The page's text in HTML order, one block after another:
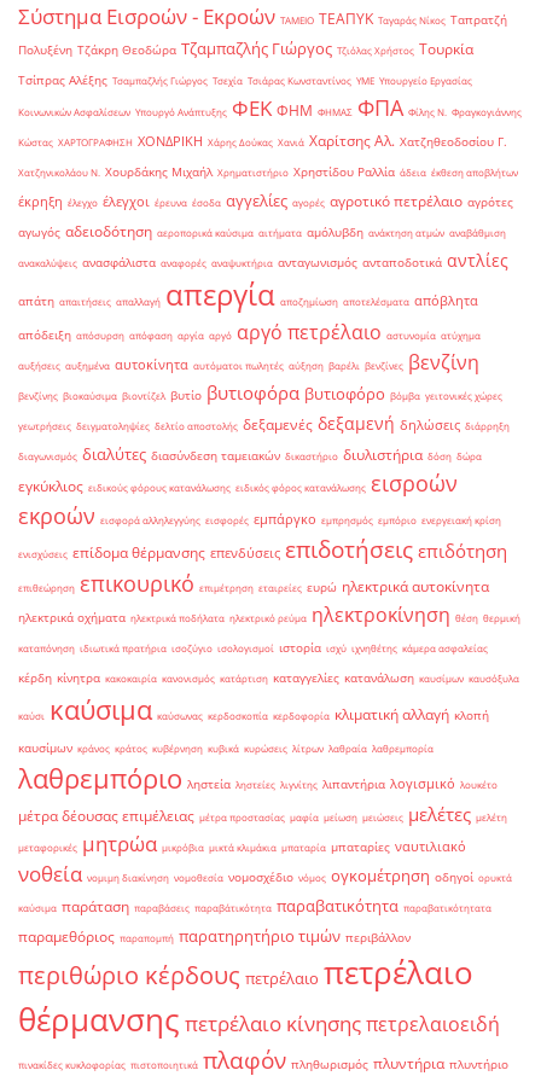
Σύστημα Εισροών - Εκροών ΤΑΜΕΙΟ ΤΕΑΠΥΚ Ταγαράς Νίκος Ταπρατζή
Πολυξένη Τζάκρη Θεοδώρα Τζαμπαζλής Γιώργος Τζιόλας Χρήστος Τουρκία
Τσίπρας Αλέξης Τσαμπαζλής Γιώργος Τσεχία Τσιάρας Κωνσταντίνος ΥΜΕ Υπουργείο Εργασίας
Κοινωνικών Ασφαλίσεων Υπουργό Ανάπτυξης ΦΕΚ ΦΗΜ ΦΗΜΑΣ ΦΠΑ Φίλης Ν. Φραγκογιάννης
Κώστας ΧΑΡΤΟΓΡΑΦΗΣΗ ΧΟΝΔΡΙΚΗ Χάρης Δούκας Χανιά Χαρίτσης Αλ. Χατζηθεοδοσίου Γ.
Χατζηνικολάου Ν. Χουρδάκης Μιχαήλ Χρηματιστήριο Χρηστίδου Ραλλία άδεια έκθεση αποβλήτων
έκρηξη έλεγχο έλεγχοι έρευνα έσοδα αγγελίες αγορές αγροτικό πετρέλαιο αγρότες
αγωγός αδειοδότηση αεροπορικά καύσιμα αιτήματα αμόλυβδη ανάκτηση ατμών αναβάθμιση
ανακαλύψεις ανασφάλιστα αναφορές αναψυκτήρια ανταγωνισμός ανταποδοτικά αντλίες
απάτη απαιτήσεις απαλλαγή απεργία αποζημίωση αποτελέσματα απόβλητα
απόδειξη απόσυρση απόφαση αργία αργό αργό πετρέλαιο αστυνομία ατύχημα
αυξήσεις αυξημένα αυτοκίνητα αυτόματοι πωλητές αύξηση βαρέλι βενζίνες βενζίνη
βενζίνης βιοκαύσιμα βιοντίζελ βυτίο βυτιοφόρα βυτιοφόρο βόμβα γειτονικές χώρες
γεωτρήσεις δειγματοληψίες δελτίο αποστολής δεξαμενές δεξαμενή δηλώσεις διάρρηξη
διαγωνισμός διαλύτες διασύνδεση ταμειακών δικαστήριο διυλιστήρια δόση δώρα
εγκύκλιος ειδικούς φόρους κατανάλωσης ειδικός φόρος κατανάλωσης εισροών
εκροών εισφορά αλληλεγγύης εισφορές εμπάργκο εμπρησμός εμπόριο ενεργειακή κρίση
ενισχύσεις επίδομα θέρμανσης επενδύσεις επιδοτήσεις επιδότηση
επιθεώρηση επικουρικό επιμέτρηση εταιρείες ευρώ ηλεκτρικά αυτοκίνητα
ηλεκτρικά οχήματα ηλεκτρικά ποδήλατα ηλεκτρικό ρεύμα ηλεκτροκίνηση θέση θερμική
καταπόνηση ιδιωτικά πρατήρια ισοζύγιο ισολογισμοί ιστορία ισχύ ιχνηθέτης κάμερα ασφαλείας
κέρδη κίνητρα κακοκαιρία κανονισμός κατάρτιση καταγγελίες κατανάλωση καυσίμων καυσόξυλα
καύσι καύσιμα καύσωνας κερδοσκοπία κερδοφορία κλιματική αλλαγή κλοπή
καυσίμων κράνος κράτος κυβέρνηση κυβικά κυρώσεις λίτρων λαθραία λαθρεμπορία
λαθρεμπόριο ληστεία ληστείες λιγνίτης λιπαντήρια λογισμικό λουκέτο
μέτρα δέουσας επιμέλειας μέτρα προστασίας μαφία μείωση μειώσεις μελέτες μελέτη
μεταφορικές μητρώα μικρόβια μικτά κλιμάκια μπαταρία μπαταρίες ναυτιλιακό
νοθεία νομιμη διακίνηση νομοθεσία νομοσχέδιο νόμος ογκομέτρηση οδηγοί ορυκτά
καύσιμα παράταση παραβάσεις παραβάτικότητα παραβατικότητα παραβατικότητατα
παραμεθόριος παραπομπή παρατηρητήριο τιμών περιβάλλον
περιθώριο κέρδους πετρέλαιο πετρέλαιο
θέρμανσης πετρέλαιο κίνησηςπετρελαιοειδή
πινακίδες κυκλοφορίας πιστοποιητικά πλαφόν πληθωρισμός πλυντήρια πλυντήριο